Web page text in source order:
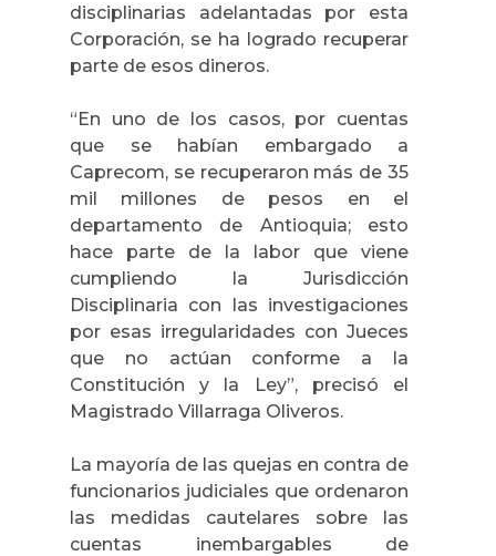
disciplinarias adelantadas por esta
Corporación, se ha logrado recuperar
parte de esos dineros.
“En uno de los casos, por cuentas
que se habían embargado a
Caprecom, se recuperaron más de 35
mil millones de pesos en el
departamento de Antioquia; esto
hace parte de la labor que viene
cumpliendo la Jurisdicción
Disciplinaria con las investigaciones
por esas irregularidades con Jueces
que no actúan conforme a la
Constitución y la Ley”, precisó el
Magistrado Villarraga Oliveros.
La mayoría de las quejas en contra de
funcionarios judiciales que ordenaron
las medidas cautelares sobre las
cuentas inembargables de